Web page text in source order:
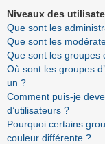
Niveaux des
Que sont les
Que sont les
Que sont les groupes
Où sont les groupes
un ?
Comment puis-je
d’utilisateurs ?
Pourquoi certains
couleur différente ?